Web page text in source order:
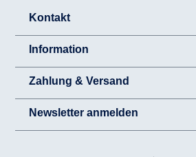
Kontakt
Information
Zahlung & Versand
Newsletter anmelden